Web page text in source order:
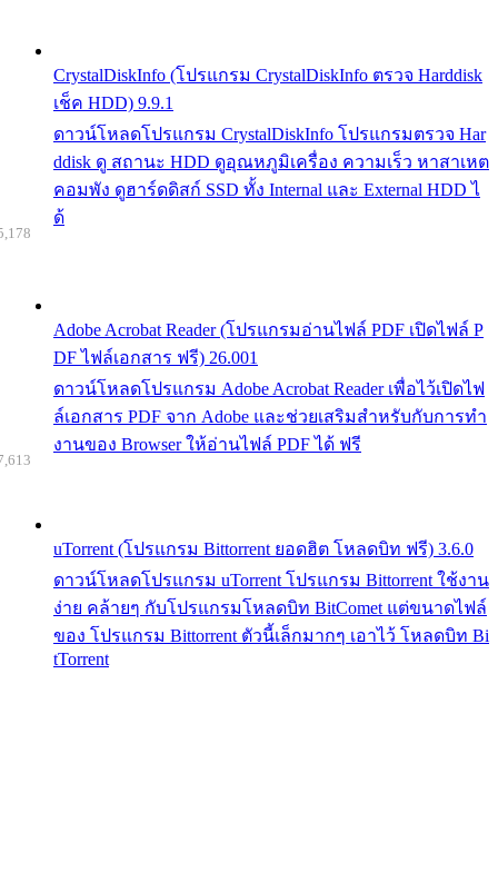
CrystalDiskInfo (โปรแกรม CrystalDiskInfo ตรวจ Harddisk
เช็ค HDD) 9.9.1
ดาวน์โหลดโปรแกรม CrystalDiskInfo โปรแกรมตรวจ Har
ddisk ดู สถานะ HDD ดูอุณหภูมิเครื่อง ความเร็ว หาสาเหต
คอมพัง ดูฮาร์ดดิสก์ SSD ทั้ง Internal และ External HDD ไ
ด้
Adobe Acrobat Reader (โปรแกรมอ่านไฟล์ PDF เปิดไฟล์ P
DF ไฟล์เอกสาร ฟรี) 26.001
ดาวน์โหลดโปรแกรม Adobe Acrobat Reader เพื่อไว้เปิดไฟ
ล์เอกสาร PDF จาก Adobe และช่วยเสริมสำหรับกับการทำ
งานของ Browser ให้อ่านไฟล์ PDF ได้ ฟรี
uTorrent (โปรแกรม Bittorrent ยอดฮิต โหลดบิท ฟรี) 3.6.0
ดาวน์โหลดโปรแกรม uTorrent โปรแกรม Bittorrent ใช้งาน
ง่าย คล้ายๆ กับโปรแกรมโหลดบิท BitComet แต่ขนาดไฟล์
ของ โปรแกรม Bittorrent ตัวนี้เล็กมากๆ เอาไว้ โหลดบิท Bi
tTorrent